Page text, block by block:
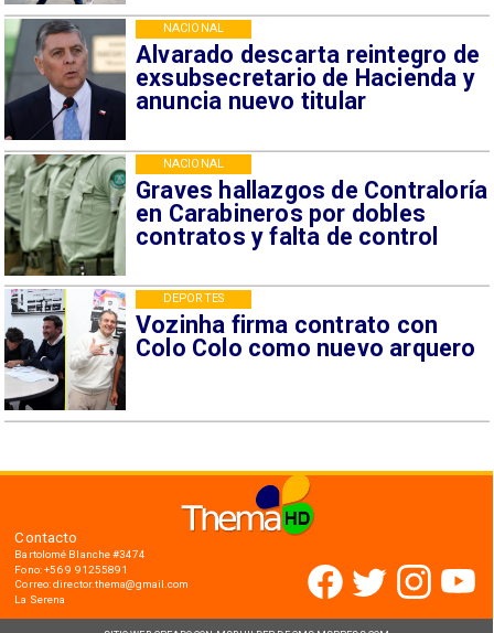
Alvarado descarta reintegro de
exsubsecretario de Hacienda y
anuncia nuevo titular
NACIONAL
Graves hallazgos de Contraloría
en Carabineros por dobles
contratos y falta de control
NACIONAL
Vozinha firma contrato con
Colo Colo como nuevo arquero
DEPORTES
Contacto
Bartolomé Blanche #3474
Fono: +56 9 91255891
Correo: director.thema@gmail.com
La Serena